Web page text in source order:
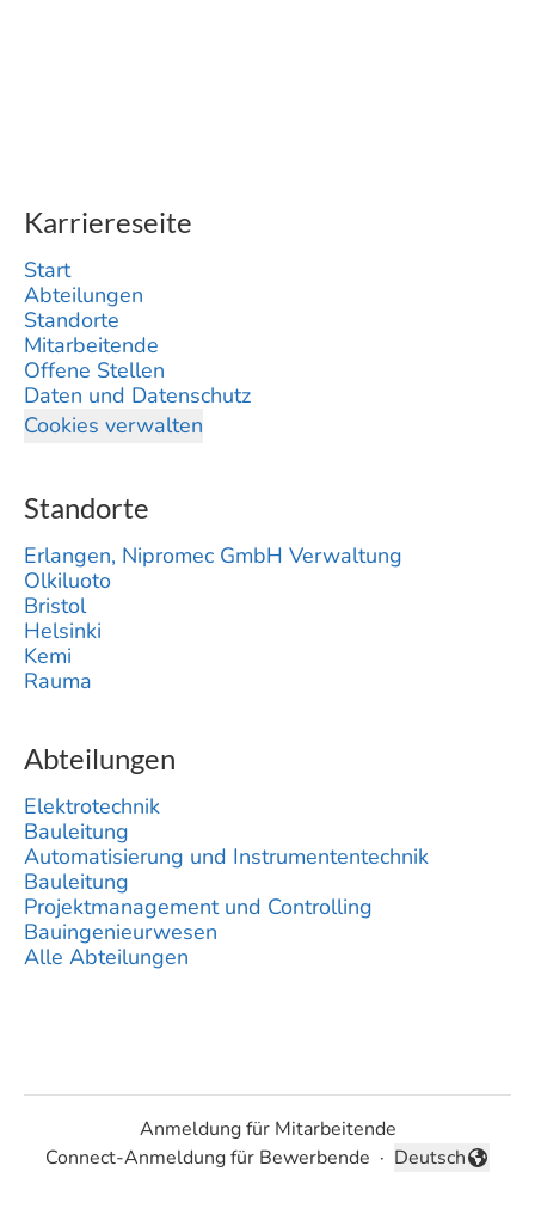
Karriereseite
Start
Abteilungen
Standorte
Mitarbeitende
Offene Stellen
Daten und Datenschutz
Cookies verwalten
Standorte
Erlangen, Nipromec GmbH Verwaltung
Olkiluoto
Bristol
Helsinki
Kemi
Rauma
Abteilungen
Elektrotechnik
Bauleitung
Automatisierung und Instrumententechnik
Bauleitung
Projektmanagement und Controlling
Bauingenieurwesen
Alle Abteilungen
Anmeldung für Mitarbeitende
Connect-Anmeldung für Bewerbende · Sprache ändern
Deutsch